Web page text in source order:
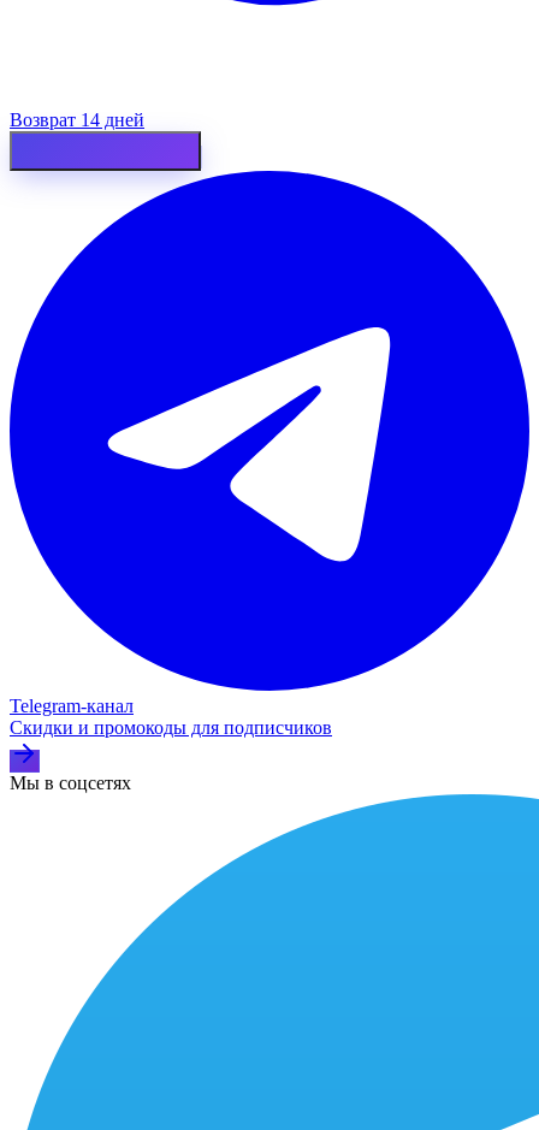
Возврат 14 дней
Telegram‑канал
Скидки и промокоды для подписчиков
Мы в соцсетях